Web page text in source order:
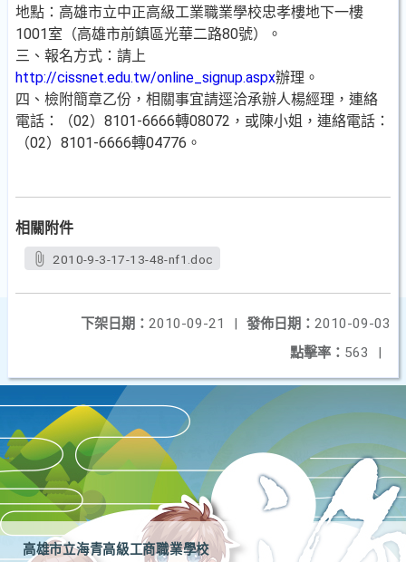
地點：高雄市立中正高級工業職業學校忠孝樓地下一樓
1001室（高雄市前鎮區光華二路80號）。
三、報名方式：請上
http://cissnet.edu.tw/online_signup.aspx辦理。
四、檢附簡章乙份，相關事宜請逕洽承辦人楊經理，連絡
電話：（02）8101-6666轉08072，或陳小姐，連絡電話：
（02）8101-6666轉04776。
相關附件
2010-9-3-17-13-48-nf1.doc
發佈日期： 2010-09-03
下架日期： 2010-09-21
|
點擊率： 563 |
高雄市立海青高級工商職業學校